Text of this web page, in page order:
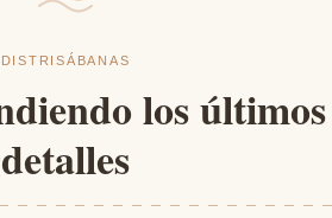
DISTRISÁBANAS
los últimos
detalles